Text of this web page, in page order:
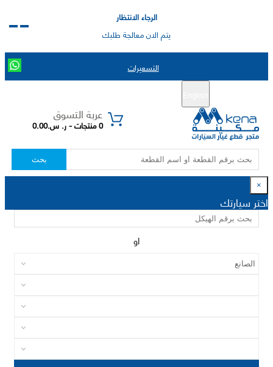
الرجاء الانتظار
يتم الان معالجة طلبك
التسعيرات
عربة التسوق
0 منتجات - ر. س.0.00
بحث
×
اختر سيارتك
او